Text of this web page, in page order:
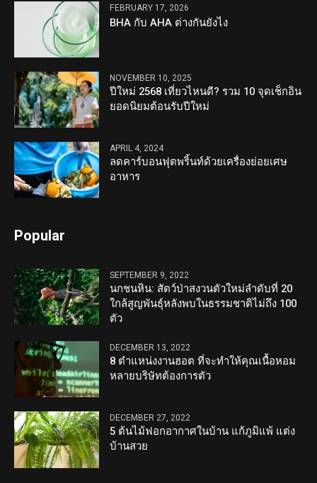
FEBRUARY 17, 2026
BHA กับ AHA ต่างกันยังไง
NOVEMBER 10, 2025
ปีใหม่ 2568 เที่ยวไหนดี? รวม 10 จุดเช็กอิน
ยอดนิยมต้อนรับปีใหม่
APRIL 4, 2024
ลดคาร์บอนฟุตพริ้นท์ด้วยเครื่องย่อยเศษ
อาหาร
Popular
SEPTEMBER 9, 2022
นกชนหิน: สัตว์ป่าสงวนตัวใหม่ลำดับที่ 20
ใกล้สูญพันธุ์หลังพบในธรรมชาติไม่ถึง 100
ตัว
DECEMBER 13, 2022
8 ตำแหน่งงานฮอต ที่จะทำให้คุณเนื้อหอม
หลายบริษัทต้องการตัว
DECEMBER 27, 2022
5 ต้นไม้ฟอกอากาศในบ้าน แก้ภูมิแพ้ แต่ง
บ้านสวย